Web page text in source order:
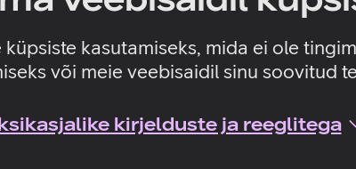
küpsiste kasutamiseks, mida ei ole
või meie veebisaidil sinu soovitud
kirjelduste ja reeglitega